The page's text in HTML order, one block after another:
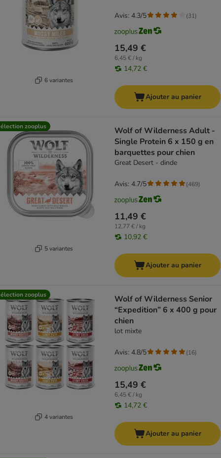
6 variantes
15,49 €
6,45 € / kg
14,72 €
Avis: 4.3/5 (31)
Ajouter au panier
zooplus
5 variantes
Wolf of Wilderness Adult -
Single Protein 6 x 150 g en
barquettes pour chien
Great Desert - dinde
11,49 €
12,77 € / kg
10,92 €
Avis: 4.7/5 (469)
Ajouter au panier
zooplus
4 variantes
Wolf of Wilderness Senior
“Expedition” 6 x 400 g pour
chien
lot mixte
15,49 €
6,45 € / kg
14,72 €
Avis: 4.8/5 (16)
Ajouter au panier